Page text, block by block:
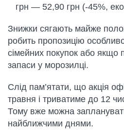
грн — 52,90 грн (-45%,
Знижки сягають майже
робить пропозицію
сімейних покупок або якщо
запаси у морозилці.
Слід пам’ятати, що акція
травня і триватиме до 12
Тому вже можна
найближчими днями.